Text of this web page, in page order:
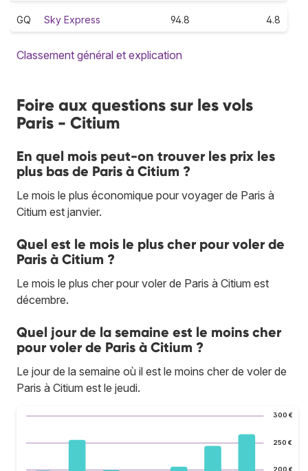
GQ Sky Express 94.8 4.8
Classement général et explication
Foire aux questions sur les vols
Paris - Citium
En quel mois peut-on trouver les prix les
plus bas de Paris à Citium ?
Le mois le plus économique pour voyager de Paris à
Citium est janvier.
Quel est le mois le plus cher pour voler de
Paris à Citium ?
Le mois le plus cher pour voler de Paris à Citium est
décembre.
Quel jour de la semaine est le moins cher
pour voler de Paris à Citium ?
Le jour de la semaine où il est le moins cher de voler de
Paris à Citium est le jeudi.
200 €
250 €
300 €